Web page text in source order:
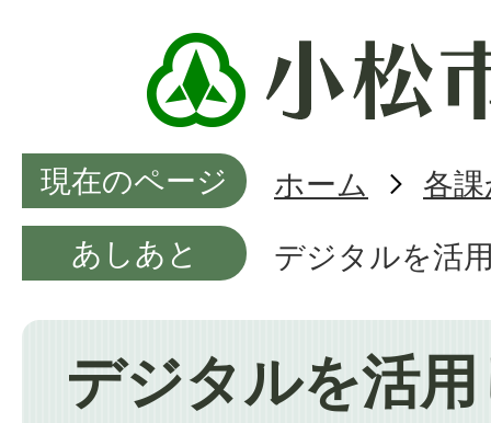
現在のページ ホーム
各
あしあと
デジタルを活
デジタルを活